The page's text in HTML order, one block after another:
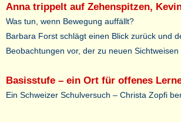
Anna trippelt auf Zehenspitzen,
Was tun, wenn Bewegung auffällt?
Barbara Forst schlägt einen Blick zurück und
Beobachtungen vor, der zu neuen
Basisstufe – ein Ort für offenes
Ein Schweizer Schulversuch – Christa Zopfi